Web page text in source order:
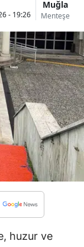
- 19:26
Muğla
Menteşe
huzur ve